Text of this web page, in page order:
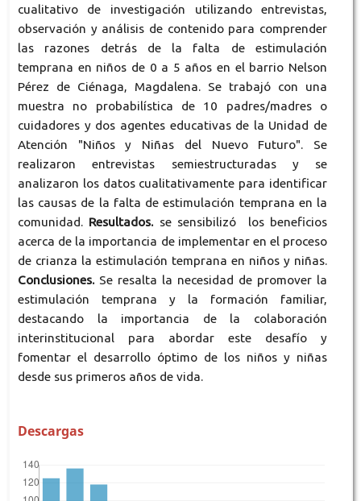
cualitativo de investigación utilizando entrevistas,
observación y análisis de contenido para comprender
las razones detrás de la falta de estimulación
temprana en niños de 0 a 5 años en el barrio Nelson
Pérez de Ciénaga, Magdalena. Se trabajó con una
muestra no probabilística de 10 padres/madres o
cuidadores y dos agentes educativas de la Unidad de
Atención "Niños y Niñas del Nuevo Futuro". Se
realizaron entrevistas semiestructuradas y se
analizaron los datos cualitativamente para identificar
las causas de la falta de estimulación temprana en la
comunidad. Resultados. se sensibilizó los beneficios
acerca de la importancia de implementar en el proceso
de crianza la estimulación temprana en niños y niñas.
Conclusiones. Se resalta la necesidad de promover la
estimulación temprana y la formación familiar,
destacando la importancia de la colaboración
interinstitucional para abordar este desafío y
fomentar el desarrollo óptimo de los niños y niñas
desde sus primeros años de vida.
Descargas